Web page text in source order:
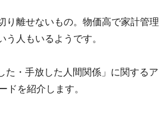
離せないもの。物価高で家計管理
人もいるようです。
た・手放した人間関係」に関するア
ドを紹介します。